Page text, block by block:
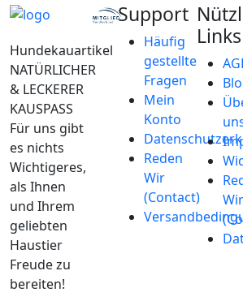
Hundekauartikel
NATÜRLICHER
& LECKERER
KAUSPASS
Für uns gibt
es nichts
Wichtigeres,
als Ihnen
und Ihrem
geliebten
Haustier
Freude zu
bereiten!
Support
Häufig
gestellte
Fragen
Mein
Konto
Reden
Wir
(Contact)
Links
Wir